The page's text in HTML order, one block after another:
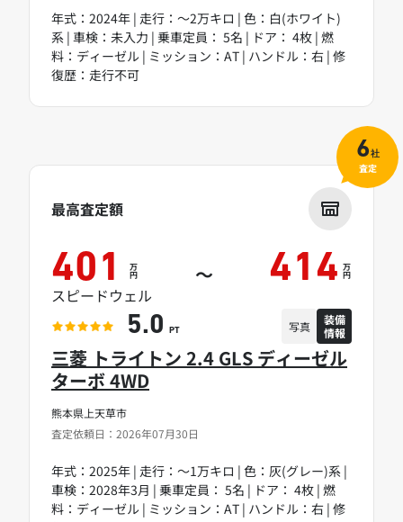
年式：2024年 | 走行：～2万キロ | 色：白(ホワイト)
系 | 車検：未入力 | 乗車定員： 5名 | ドア： 4枚 | 燃
料：ディーゼル | ミッション：AT | ハンドル：右 | 修
復歴：走行不可
熊本県上天草市
査定依頼日：2026年07月30日
三菱 トライトン 2.4 GLS ディーゼル
ターボ 4WD
年式：2025年 | 走行：～1万キロ | 色：灰(グレー)系 |
車検：2028年3月 | 乗車定員： 5名 | ドア： 4枚 | 燃
料：ディーゼル | ミッション：AT | ハンドル：右 | 修
最高査定額
401 万
円 ～ 414 万
円
スピードウェル
5.0 PT 写真
装備
情報
6社
査定